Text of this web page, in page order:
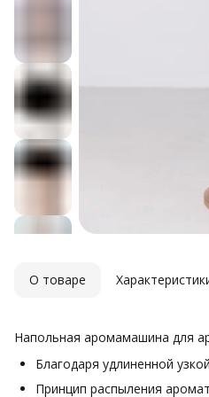
О товаре
Напольная аромамашина для
Благодаря удлиненной
Принцип распыления